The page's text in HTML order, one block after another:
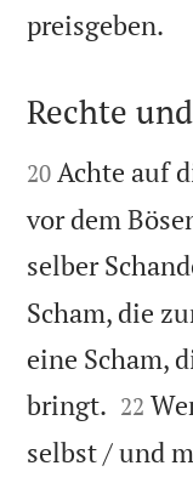
preisgeben.

Rechte

20 Achte auf
vor dem
selber
Scham, die
eine Scham,
bringt. 

22
selbst / und